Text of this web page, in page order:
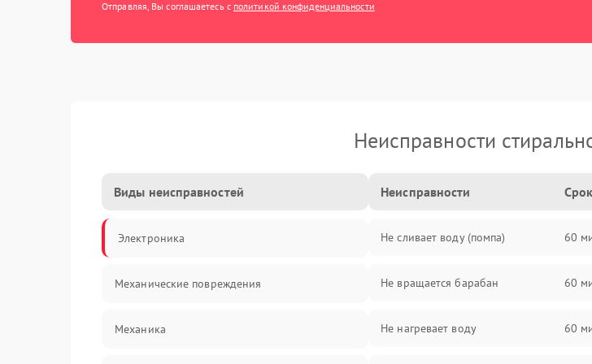
Отправляя, Вы соглашаетесь с политикой конфиденциальности
Неисправности
Виды неисправностей
Электроника
Механические повреждения
Механика
Неисправности Срок
Не сливает воду (помпа) 60
Не вращается барабан 60
Не нагревает воду 60